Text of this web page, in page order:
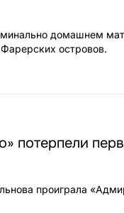
домашнем
островов.
потерпели
проиграла